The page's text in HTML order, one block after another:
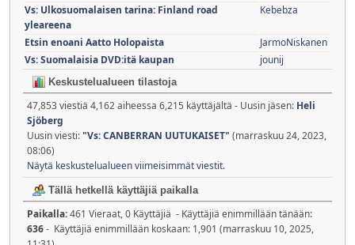
Vs: Ulkosuomalaisen tarina: Finland road
yleareena
Kebebza
Etsin enoani Aatto Holopaista
JarmoNiskanen
Vs: Suomalaisia DVD:itä kaupan
jounij
Keskustelualueen tilastoja
47,853 viestiä 4,162 aiheessa 6,215 käyttäjältä - Uusin jäsen: Heli
Sjöberg
Uusin viesti:"Vs: CANBERRAN UUTUKAISET" (marraskuu 24, 2023,
08:06)
Näytä keskustelualueen viimeisimmät viestit.
Tällä hetkellä käyttäjiä paikalla
Paikalla:461 Vieraat, 0 Käyttäjiä - Käyttäjiä enimmillään tänään:
636- Käyttäjiä enimmillään koskaan: 1,901 (marraskuu 10, 2025,